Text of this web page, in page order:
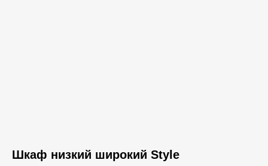
Шкаф низкий широкий Style